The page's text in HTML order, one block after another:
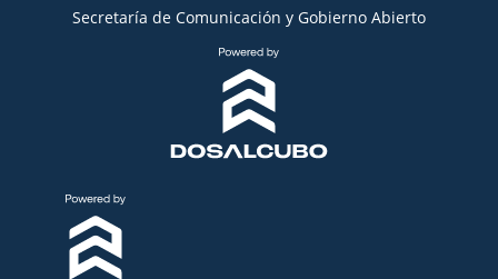
Secretaría de Comunicación y Gobierno Abierto